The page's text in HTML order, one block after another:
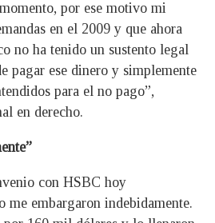
por ese motivo mi
en el 2009 y que ahora
no ha tenido un sustento legal
pagar ese dinero y simplemente
para el no pago”,
en derecho.
con HSBC hoy
embargaron indebidamente.